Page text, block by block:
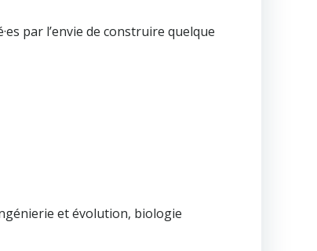
par l’envie de construire quelque
et évolution, biologie